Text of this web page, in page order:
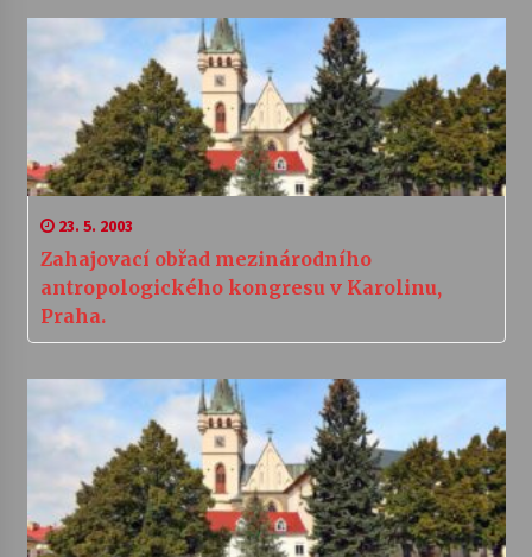
23. 5. 2003
Zahajovací obřad mezinárodního
antropologického kongresu v Karolinu,
Praha.